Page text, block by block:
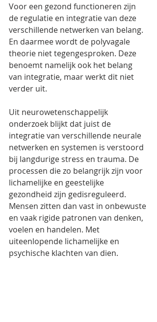
Voor een gezond functioneren zijn
de regulatie en integratie van deze
verschillende netwerken van belang.
En daarmee wordt de polyvagale
theorie niet tegengesproken. Deze
benoemt namelijk ook het belang
van integratie, maar werkt dit niet
verder uit.
Uit neurowetenschappelijk
onderzoek blijkt dat juist de
integratie van verschillende neurale
netwerken en systemen is verstoord
bij langdurige stress en trauma. De
processen die zo belangrijk zijn voor
lichamelijke en geestelijke
gezondheid zijn gedisreguleerd.
Mensen zitten dan vast in onbewuste
en vaak rigide patronen van denken,
voelen en handelen. Met
uiteenlopende lichamelijke en
psychische klachten van dien.